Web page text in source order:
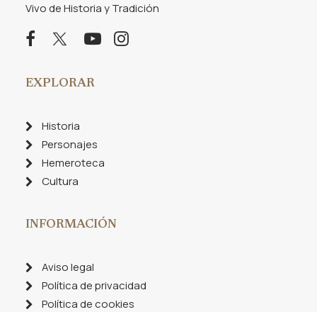
Vivo de Historia y Tradición
EXPLORAR
Historia
Personajes
Hemeroteca
Cultura
INFORMACIÓN
Aviso legal
Política de privacidad
Política de cookies